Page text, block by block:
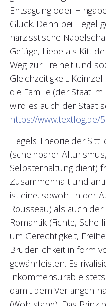
Entsagung oder
Glück. Denn bei Hegel
narzisstische
Gefüge, Liebe als Kitt
Weg zur Freiheit und
Gleichzeitigkeit.
die Familie (der Staat
wird es auch der Staat
https://www.textlog.de/
Hegels Theorie der
(scheinbarer
Selbsterhaltung dient)
Zusammenhalt und
ist eine, sowohl in der
Rousseau) als auch
Romantik (Fichte,
um Gerechtigkeit,
Brüderlichkeit in form
gewährleisten. Es
Inkommensurable
damit dem Verlangen